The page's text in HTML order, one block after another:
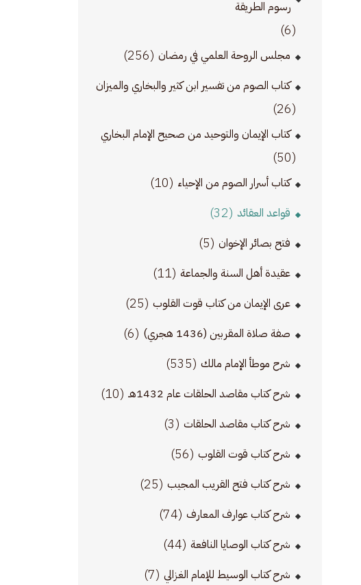
رسوم الطريقة
(6)
مجلس الروحة العلمي في رمضان (256)
كتاب الصوم من تفسير ابن كثير والبخاري والميزان
(26)
كتاب الإيمان والتوحيد من صحيح الإمام البخاري
(50)
كتاب أسرار الصوم من الإحياء (10)
قواعد العقائد (32)
فتح بصائر الإخوان (5)
عقيدة أهل السنة والجماعة (11)
عرى الإيمان من كتاب قوت القلوب (25)
صفة صلاة المقربين (1436 هجري) (6)
شرح موطأ الإمام مالك (535)
شرح كتاب مقاصد الحلقات عام 1432هـ (10)
شرح كتاب مقاصد الحلقات (3)
شرح كتاب قوت القلوب (56)
شرح كتاب فتح القريب المجيب (25)
شرح كتاب عوارف المعارف (74)
شرح كتاب الوصايا النافعة (44)
شرح كتاب الوسيط للإمام الغزالي (7)